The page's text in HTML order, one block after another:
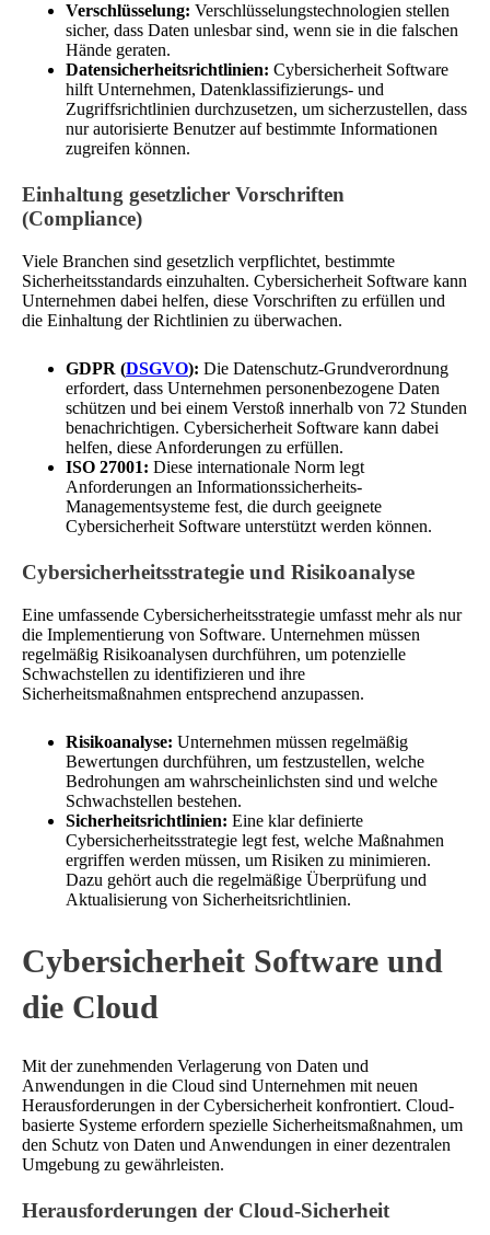
Verschlüsselung: Verschlüsselungstechnologien stellen
sicher, dass Daten unlesbar sind, wenn sie in die falschen
Hände geraten.
Datensicherheitsrichtlinien: Cybersicherheit Software
hilft Unternehmen, Datenklassifizierungs- und
Zugriffsrichtlinien durchzusetzen, um sicherzustellen, dass
nur autorisierte Benutzer auf bestimmte Informationen
zugreifen können.
Einhaltung gesetzlicher Vorschriften
(Compliance)
Viele Branchen sind gesetzlich verpflichtet, bestimmte
Sicherheitsstandards einzuhalten. Cybersicherheit Software kann
Unternehmen dabei helfen, diese Vorschriften zu erfüllen und
die Einhaltung der Richtlinien zu überwachen.
GDPR (DSGVO): Die Datenschutz-Grundverordnung
erfordert, dass Unternehmen personenbezogene Daten
schützen und bei einem Verstoß innerhalb von 72 Stunden
benachrichtigen. Cybersicherheit Software kann dabei
helfen, diese Anforderungen zu erfüllen.
ISO 27001: Diese internationale Norm legt
Anforderungen an Informationssicherheits-
Managementsysteme fest, die durch geeignete
Cybersicherheit Software unterstützt werden können.
Cybersicherheitsstrategie und Risikoanalyse
Eine umfassende Cybersicherheitsstrategie umfasst mehr als nur
die Implementierung von Software. Unternehmen müssen
regelmäßig Risikoanalysen durchführen, um potenzielle
Schwachstellen zu identifizieren und ihre
Sicherheitsmaßnahmen entsprechend anzupassen.
Risikoanalyse: Unternehmen müssen regelmäßig
Bewertungen durchführen, um festzustellen, welche
Bedrohungen am wahrscheinlichsten sind und welche
Schwachstellen bestehen.
Sicherheitsrichtlinien: Eine klar definierte
Cybersicherheitsstrategie legt fest, welche Maßnahmen
ergriffen werden müssen, um Risiken zu minimieren.
Dazu gehört auch die regelmäßige Überprüfung und
Aktualisierung von Sicherheitsrichtlinien.
Cybersicherheit Software und
die Cloud
Mit der zunehmenden Verlagerung von Daten und
Anwendungen in die Cloud sind Unternehmen mit neuen
Herausforderungen in der Cybersicherheit konfrontiert. Cloud-
basierte Systeme erfordern spezielle Sicherheitsmaßnahmen, um
den Schutz von Daten und Anwendungen in einer dezentralen
Umgebung zu gewährleisten.
Herausforderungen der Cloud-Sicherheit